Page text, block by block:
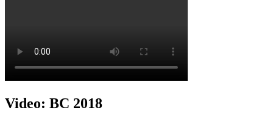
Video: BC 2018